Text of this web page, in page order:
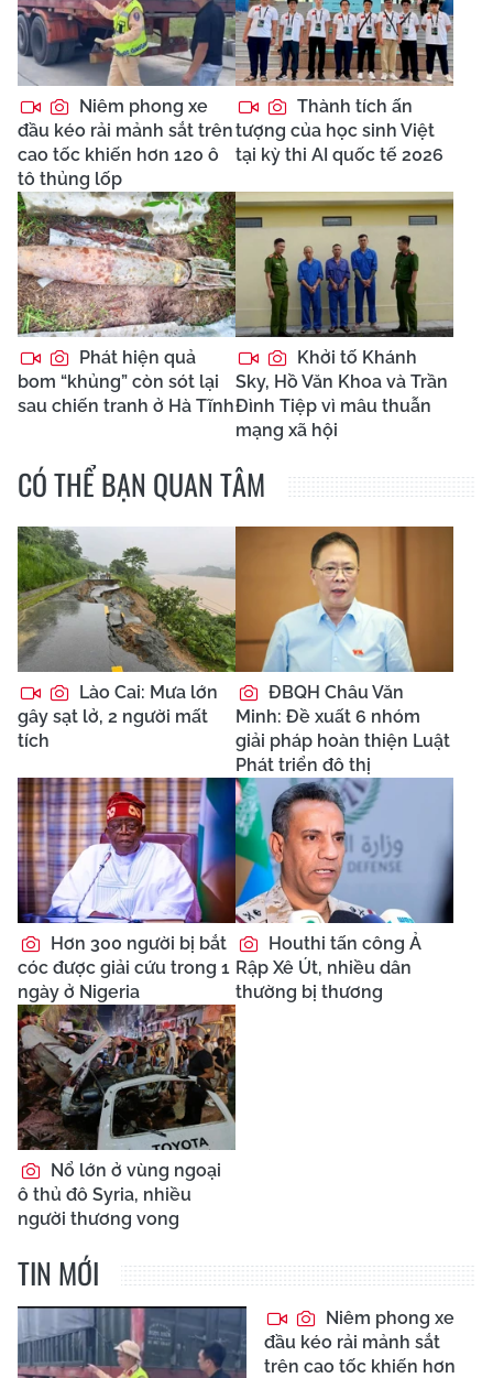
Niêm phong xe
đầu kéo rải mảnh sắt trên
cao tốc khiến hơn 120 ô
tô thủng lốp
Thành tích ấn
tượng của học sinh Việt
tại kỳ thi AI quốc tế 2026
Phát hiện quả
bom “khủng” còn sót lại
sau chiến tranh ở Hà Tĩnh
Khởi tố Khánh
Sky, Hồ Văn Khoa và Trần
Đình Tiệp vì mâu thuẫn
mạng xã hội
CÓ THỂ BẠN QUAN TÂM
Lào Cai: Mưa lớn
gây sạt lở, 2 người mất
tích
ĐBQH Châu Văn
Minh: Đề xuất 6 nhóm
giải pháp hoàn thiện Luật
Phát triển đô thị
Hơn 300 người bị bắt
cóc được giải cứu trong 1
ngày ở Nigeria
Houthi tấn công Ả
Rập Xê Út, nhiều dân
thường bị thương
Nổ lớn ở vùng ngoại
ô thủ đô Syria, nhiều
người thương vong
TIN MỚI
Niêm phong xe
đầu kéo rải mảnh sắt
trên cao tốc khiến hơn